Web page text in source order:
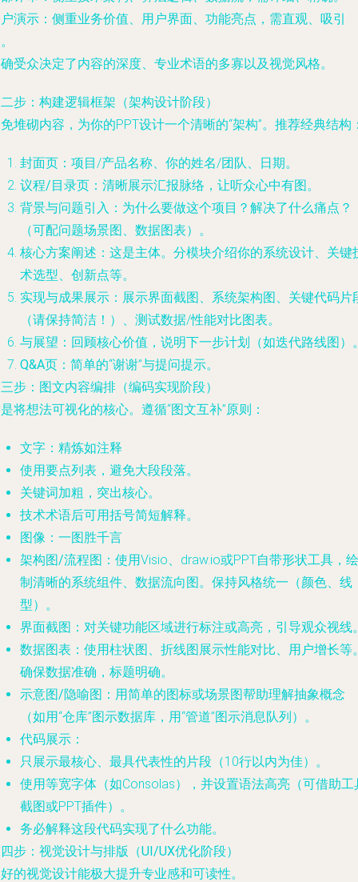
演示 ：侧重业务价值、用户界面、功能亮点，需直观、吸引
受众决定了内容的深度、专业术语的多寡以及视觉风格。
步：构建逻辑框架（架构设计阶段）
堆砌内容，为你的PPT设计一个清晰的“架构”。推荐经典结构
封面页 ：项目/产品名称、你的姓名/团队、日期。
议程/目录页 ：清晰展示汇报脉络，让听众心中有图。
背景与问题引入 ：为什么要做这个项目？解决了什么痛点？
（可配问题场景图、数据图表）。
核心方案阐述 ：这是主体。分模块介绍你的系统设计、关键
术选型、创新点等。
实现与成果展示 ：展示界面截图、系统架构图、关键代码片
（请保持简洁！）、测试数据/性能对比图表。
与展望 ：回顾核心价值，说明下一步计划（如迭代路线图）
Q&A页 ：简单的“谢谢”与提问提示。
步：图文内容编排（编码实现阶段）
将想法可视化的核心。遵循“图文互补”原则：
文字：精炼如注释
使用要点列表，避免大段段落。
关键词加粗，突出核心。
技术术语后可用括号简短解释。
图像：一图胜千言
架构图/流程图 ：使用Visio、draw.io或PPT自带形状工具，绘
制清晰的系统组件、数据流向图。保持风格统一（颜色、线
型）。
界面截图 ：对关键功能区域进行标注或高亮，引导观众视线
数据图表 ：使用柱状图、折线图展示性能对比、用户增长等
确保数据准确，标题明确。
示意图/隐喻图 ：用简单的图标或场景图帮助理解抽象概念
（如用“仓库”图示数据库，用“管道”图示消息队列）。
代码展示 ：
只展示最核心、最具代表性的片段（10行以内为佳）。
使用等宽字体（如Consolas），并设置语法高亮（可借助工
截图或PPT插件）。
务必解释这段代码实现了什么功能。
步：视觉设计与排版（UI/UX优化阶段）
的视觉设计能极大提升专业感和可读性。